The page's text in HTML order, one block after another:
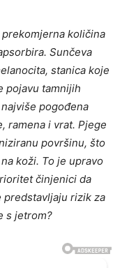
količina
Sunčeva
stanica koje
pojavu tamnijih
pogođena
ramena i vrat. Pjege
površinu, što
koži. To je upravo
činjenici da
predstavljaju rizik za
s jetrom?